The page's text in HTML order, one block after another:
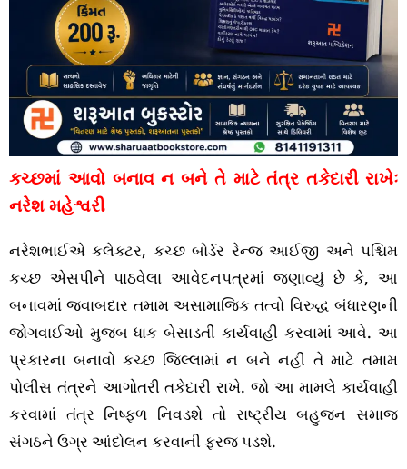
કચ્છમાં આવો બનાવ ન બને તે માટે તંત્ર તકેદારી રાખેઃ
નરેશ મહેશ્વરી
નરેશભાઈએ કલેક્ટર, કચ્છ બોર્ડર રેન્જ આઈજી અને પશ્ચિમ
કચ્છ એસપીને પાઠવેલા આવેદનપત્રમાં જણાવ્યું છે કે, આ
બનાવમાં જવાબદાર તમામ અસામાજિક તત્વો વિરુદ્ધ બંધારણની
જોગવાઈઓ મુજબ ધાક બેસાડતી કાર્યવાહી કરવામાં આવે. આ
પ્રકારના બનાવો કચ્છ જિલ્લામાં ન બને નહીં તે માટે તમામ
પોલીસ તંત્રને આગોતરી તકેદારી રાખે. જો આ મામલે કાર્યવાહી
કરવામાં તંત્ર નિષ્ફળ નિવડશે તો રાષ્ટ્રીય બહુજન સમાજ
સંગઠને ઉગ્ર આંદોલન કરવાની ફરજ પડશે.